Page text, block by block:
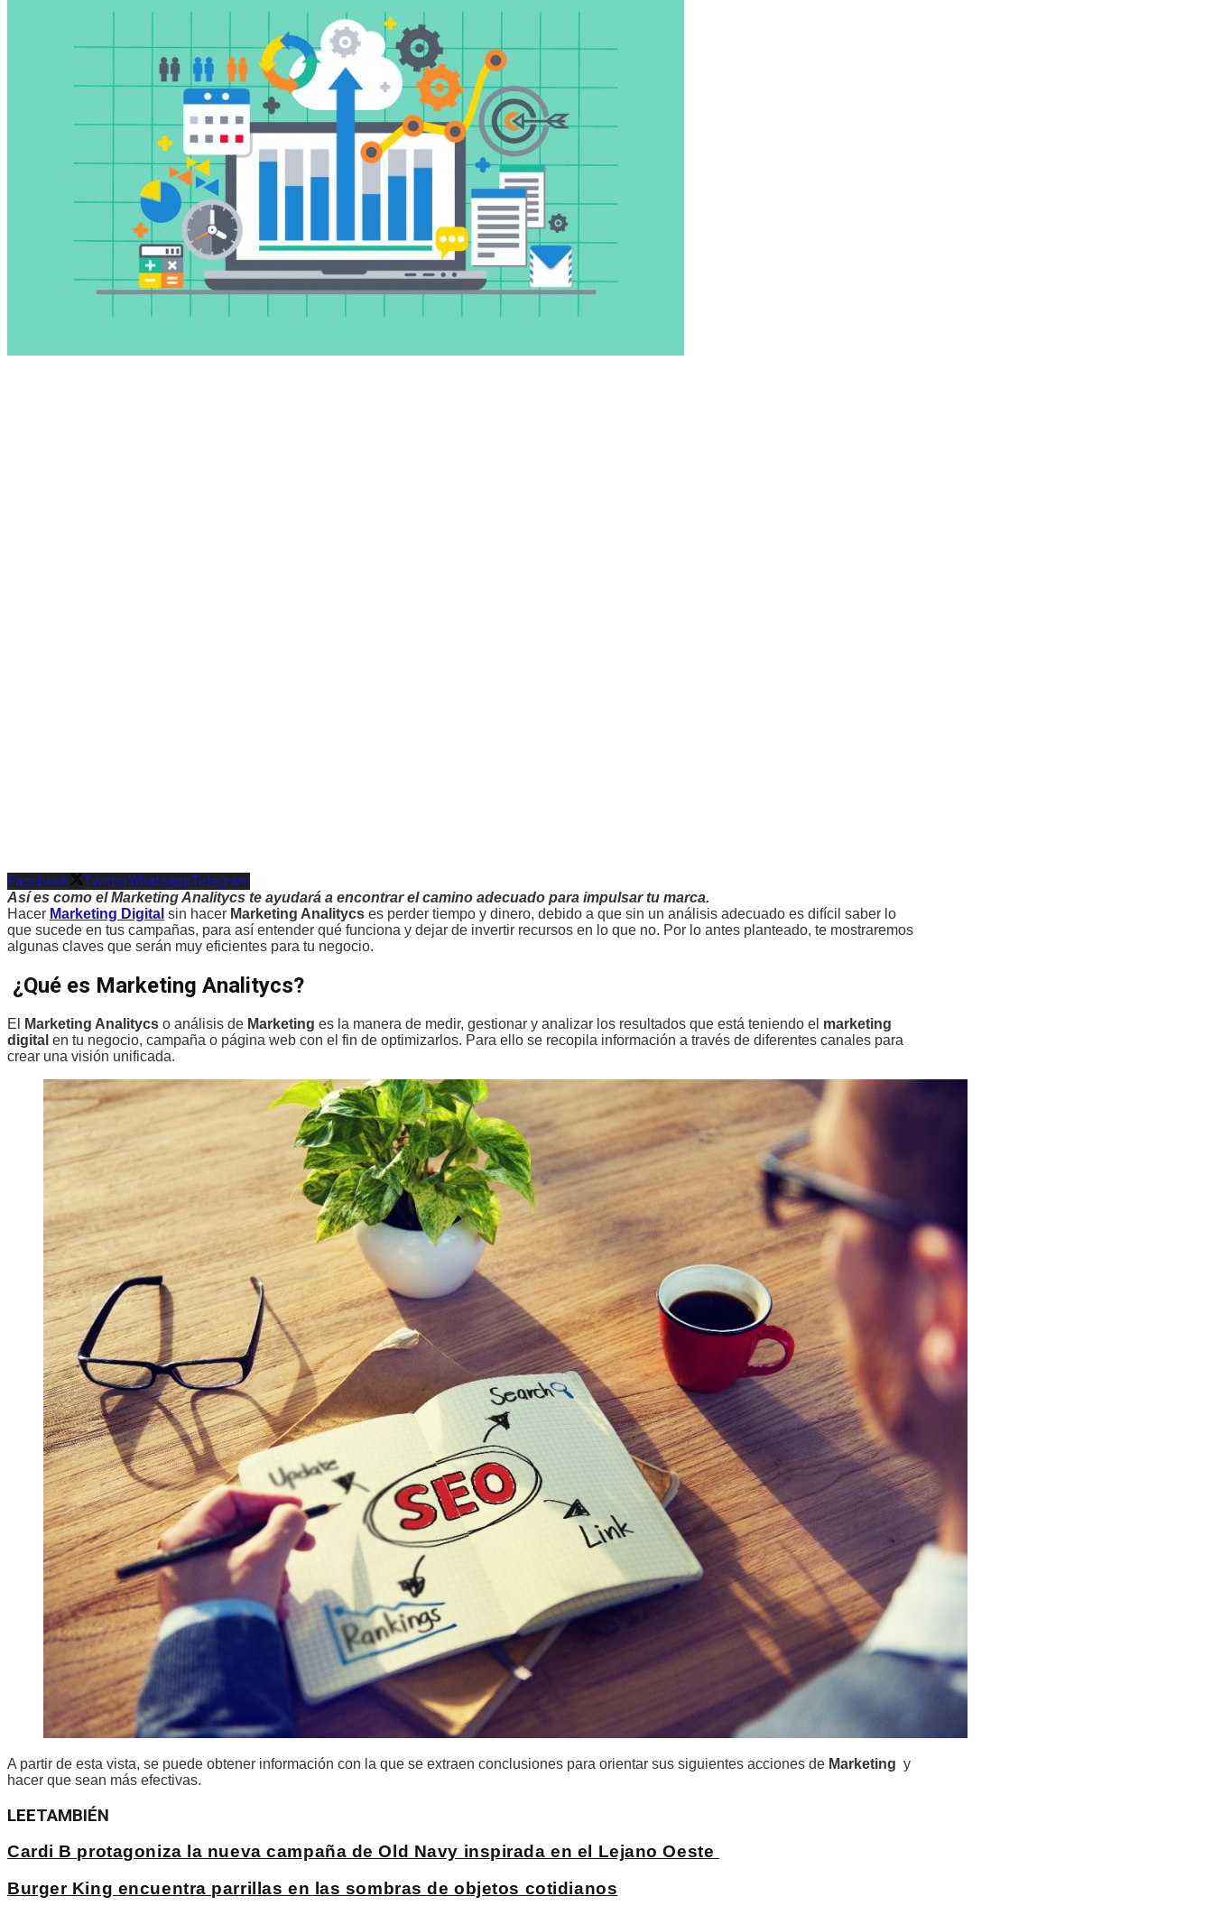
Facebook TwitterWhatsappTelegram
Así es como el Marketing Analitycs te ayudará a encontrar el camino adecuado para impulsar tu marca.
Hacer Marketing Digital sin hacer Marketing Analitycs es perder tiempo y dinero, debido a que sin un análisis adecuado es difícil saber lo
que sucede en tus campañas, para así entender qué funciona y dejar de invertir recursos en lo que no. Por lo antes planteado, te mostraremos
algunas claves que serán muy eficientes para tu negocio.
¿Qué es Marketing Analitycs?
El Marketing Analitycs o análisis de Marketing es la manera de medir, gestionar y analizar los resultados que está teniendo el marketing
digital en tu negocio, campaña o página web con el fin de optimizarlos. Para ello se recopila información a través de diferentes canales para
crear una visión unificada.
A partir de esta vista, se puede obtener información con la que se extraen conclusiones para orientar sus siguientes acciones de Marketing y
hacer que sean más efectivas.
LEETAMBIÉN
Cardi B protagoniza la nueva campaña de Old Navy inspirada en el Lejano Oeste
Burger King encuentra parrillas en las sombras de objetos cotidianos